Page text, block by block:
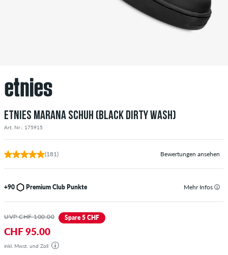
ETNIES MARANA SCHUH (BLACK DIRTY WASH)
Art. Nr.: 175915
(181) Bewertungen ansehen
+90 Premium Club Punkte Mehr Infos
UVP CHF 100.00 Spare 5 CHF
CHF 95.00
inkl. Mwst. und Zoll